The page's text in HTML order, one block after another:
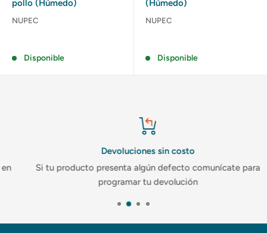
pollo (Húmedo)
NUPEC
Disponible
(Húmedo)
NUPEC
Disponible
Devoluciones sin costo
Si tu producto presenta algún defecto comunícate para
programar tu devolución